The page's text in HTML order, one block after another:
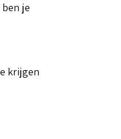
je
krijgen